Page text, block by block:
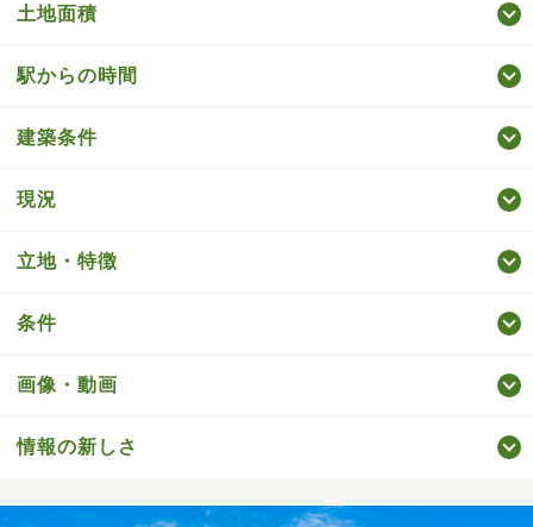
土地面積
駅からの時間
建築条件
現況
立地・特徴
条件
画像・動画
情報の新しさ